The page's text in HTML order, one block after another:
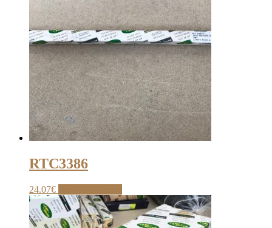
RTC3386
24.07€